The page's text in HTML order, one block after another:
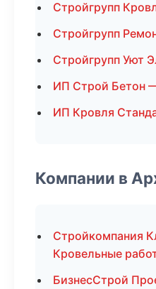
Стройгрупп
Стройгрупп
Стройгрупп Уют
ИП Строй Бетон
ИП Кровля
Компании в
Стройкомпания
Кровельные
БизнесСтрой